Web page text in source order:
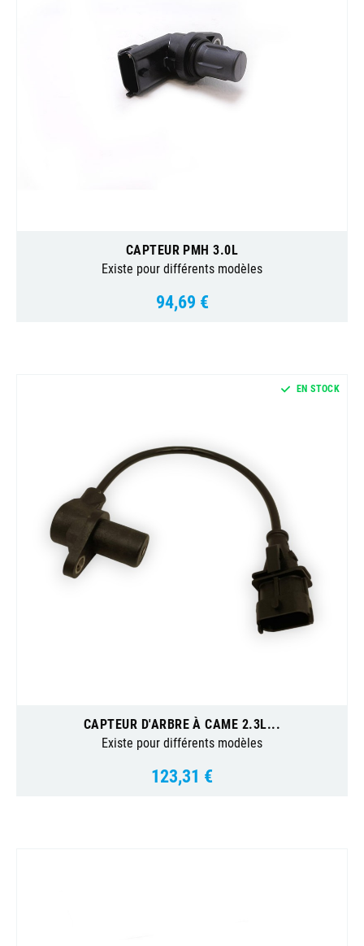
CAPTEUR PMH 3.0L
Existe pour différents modèles
Prix
94,69 €
CAPTEUR D'ARBRE À CAME 2.3L...
Existe pour différents modèles
Prix
123,31 €
EN STOCK